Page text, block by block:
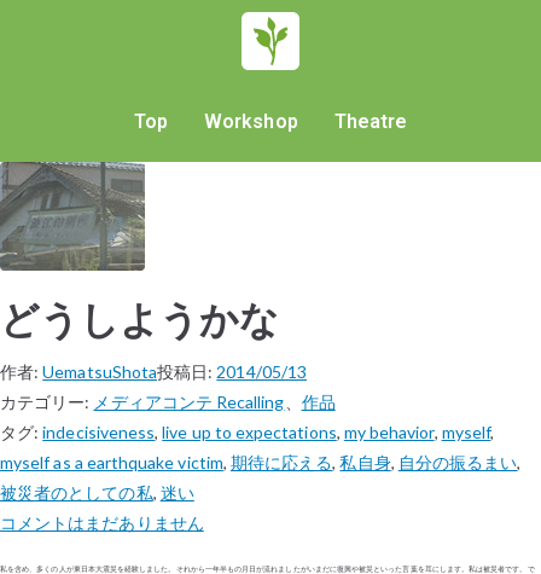
Top Workshop Theatre
どうしようかな
作者:UematsuShota投稿日: 2014/05/13
カテゴリー: メディアコンテ Recalling
作品
タグ:indecisiveness,live up to expectations, my behavior, myself,
myself as a earthquake victim, 期待に応える,私自身, 自分の振るまい,
被災者のとしての私, 迷い
コメントはまだありません
私を含め、多くの人が東日本大震災を経験しました。それから一年半もの月日が流れましたがいまだに復興や被災といった言葉を耳にします。私は被災者です。で